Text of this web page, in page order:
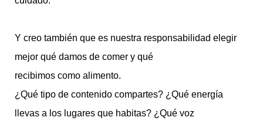
Y creo también que es nuestra responsabilidad elegir
mejor qué damos de comer y qué
recibimos como alimento.
¿Qué tipo de contenido compartes? ¿Qué energía
llevas a los lugares que habitas? ¿Qué voz